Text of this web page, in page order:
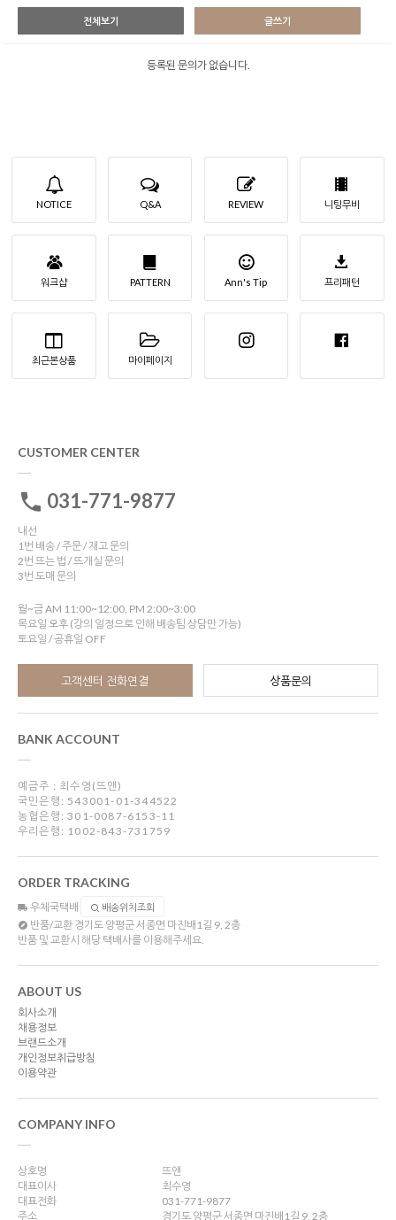
전체보기 글쓰기
등록된 문의가 없습니다.
NOTICE Q&A REVIEW 니팅무비
워크샵 PATTERN Ann's Tip 프리패턴
최근본상품 마이페이지
CUSTOMER CENTER
031-771-9877
내선
1번 배송 / 주문 / 재고 문의
2번 뜨는 법 / 뜨개실 문의
3번 도매 문의
월~금 AM 11:00~12:00, PM 2:00~3:00
목요일 오후 (강의 일정으로 인해 배송팀 상담만 가능)
토요일 / 공휴일 OFF
고객센터 전화연결 상품문의
BANK ACCOUNT
예금주 : 최수영(뜨앤)
국민은행: 543001-01-344522
농협은행: 301-0087-6153-11
우리은행: 1002-843-731759
ORDER TRACKING
우체국택배 배송위치조회
반품/교환 경기도 양평군 서종면 마진배1길 9, 2층
반품 및 교환시 해당 택배사를 이용해주세요.
ABOUT US
회사소개
채용정보
브랜드소개
개인정보취급방침
이용약관
COMPANY INFO
상호명
뜨앤
대표이사
최수영
대표전화
031-771-9877
주소
경기도 양평군 서종면 마진배1길 9, 2층